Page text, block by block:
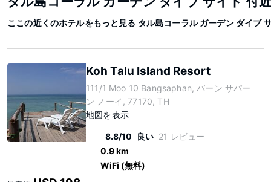
ここの近くのホテルをもっと見る タル島コーラル ガーデン ダイブ
Koh Talu Island Resort
111/1 Moo 10 Bangsaphan, バーン サパー
ン ノーイ, 77170, TH
地図を表示
8.8/10 良い 21 レビュー
0.9 km
WiFi (無料)